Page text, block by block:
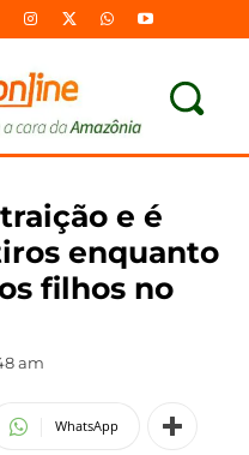
e é
enquanto
filhos no
am
WhatsApp